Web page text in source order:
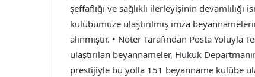
şeffaflığı ve sağlıklı ilerleyişinin
kulübümüze ulaştırılmış imza
alınmıştır. • Noter Tarafından Posta Yoluyla
ulaştırılan beyannameler, Hukuk
prestijiyle bu yolla 151 beyanname kulübe